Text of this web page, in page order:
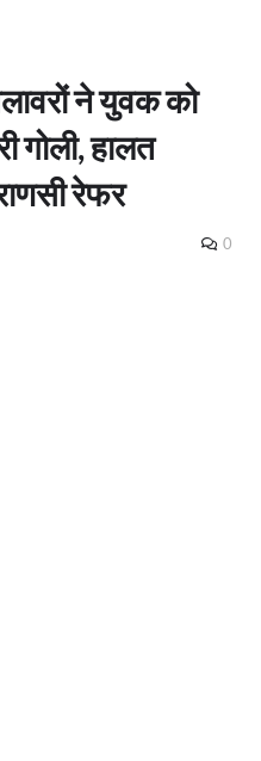
ने युवक को
गोली, हालत
रेफर
0